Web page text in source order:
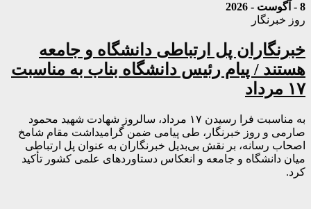
8 - آگوست - 2026
روز خبرنگار
خبرنگاران پل ارتباطی دانشگاه و جامعه
هستند / پیام رئیس دانشگاه بناب به مناسبت
۱۷ مرداد
به مناسبت فرا رسیدن ۱۷ مرداد، سالروز شهادت شهید محمود
صارمی و روز خبرنگار، طی پیامی ضمن گرامیداشت مقام شامخ
اصحاب رسانه، بر نقش بی‌بدیل خبرنگاران به عنوان پل ارتباطی
میان دانشگاه و جامعه و انعکاس دستاوردهای علمی کشور تأکید
کرد.